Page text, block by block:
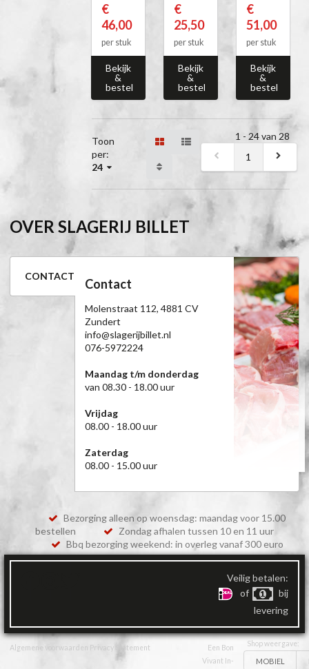
€
46,00
per stuk
Bekijk
&
bestel
€
25,50
per stuk
Bekijk
&
bestel
€
51,00
per stuk
Bekijk
&
bestel
Toon
per:
24
1 - 24 van 28
1
OVER SLAGERIJ BILLET
CONTACT
Contact
Molenstraat 112, 4881 CV
Zundert
info@slagerijbillet.nl
076-5972224
Maandag t/m donderdag
van 08.30 - 18.00 uur
Vrijdag
08.00 - 18.00 uur
Zaterdag
08.00 - 15.00 uur
Bezorging alleen op woensdag: maandag voor 15.00
bestellen
Zondag afhalen tussen 10 en 11 uur
Bbq bezorging weekend: in overleg vanaf 300 euro
Veilig betalen:
of
bij
levering
Algemene voorwaarden Privacy Statement
Een Bon
Vivant In-
Shop weergave:
MOBIEL